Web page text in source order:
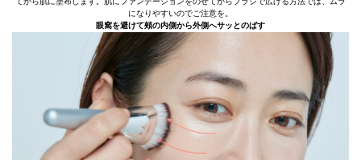
になりやすいのでご注意を。
眼窩を避けて頰の内側から外側へサッとのばす